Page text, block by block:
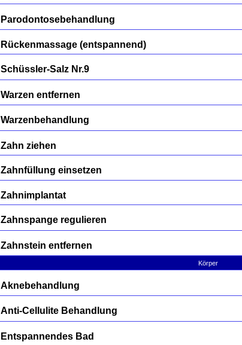
Parodontosebehandlung
Rückenmassage (entspannend)
Schüssler-Salz Nr.9
Warzen entfernen
Warzenbehandlung
Zahn ziehen
Zahnfüllung einsetzen
Zahnimplantat
Zahnspange regulieren
Zahnstein entfernen
Körper
Aknebehandlung
Anti-Cellulite Behandlung
Entspannendes Bad